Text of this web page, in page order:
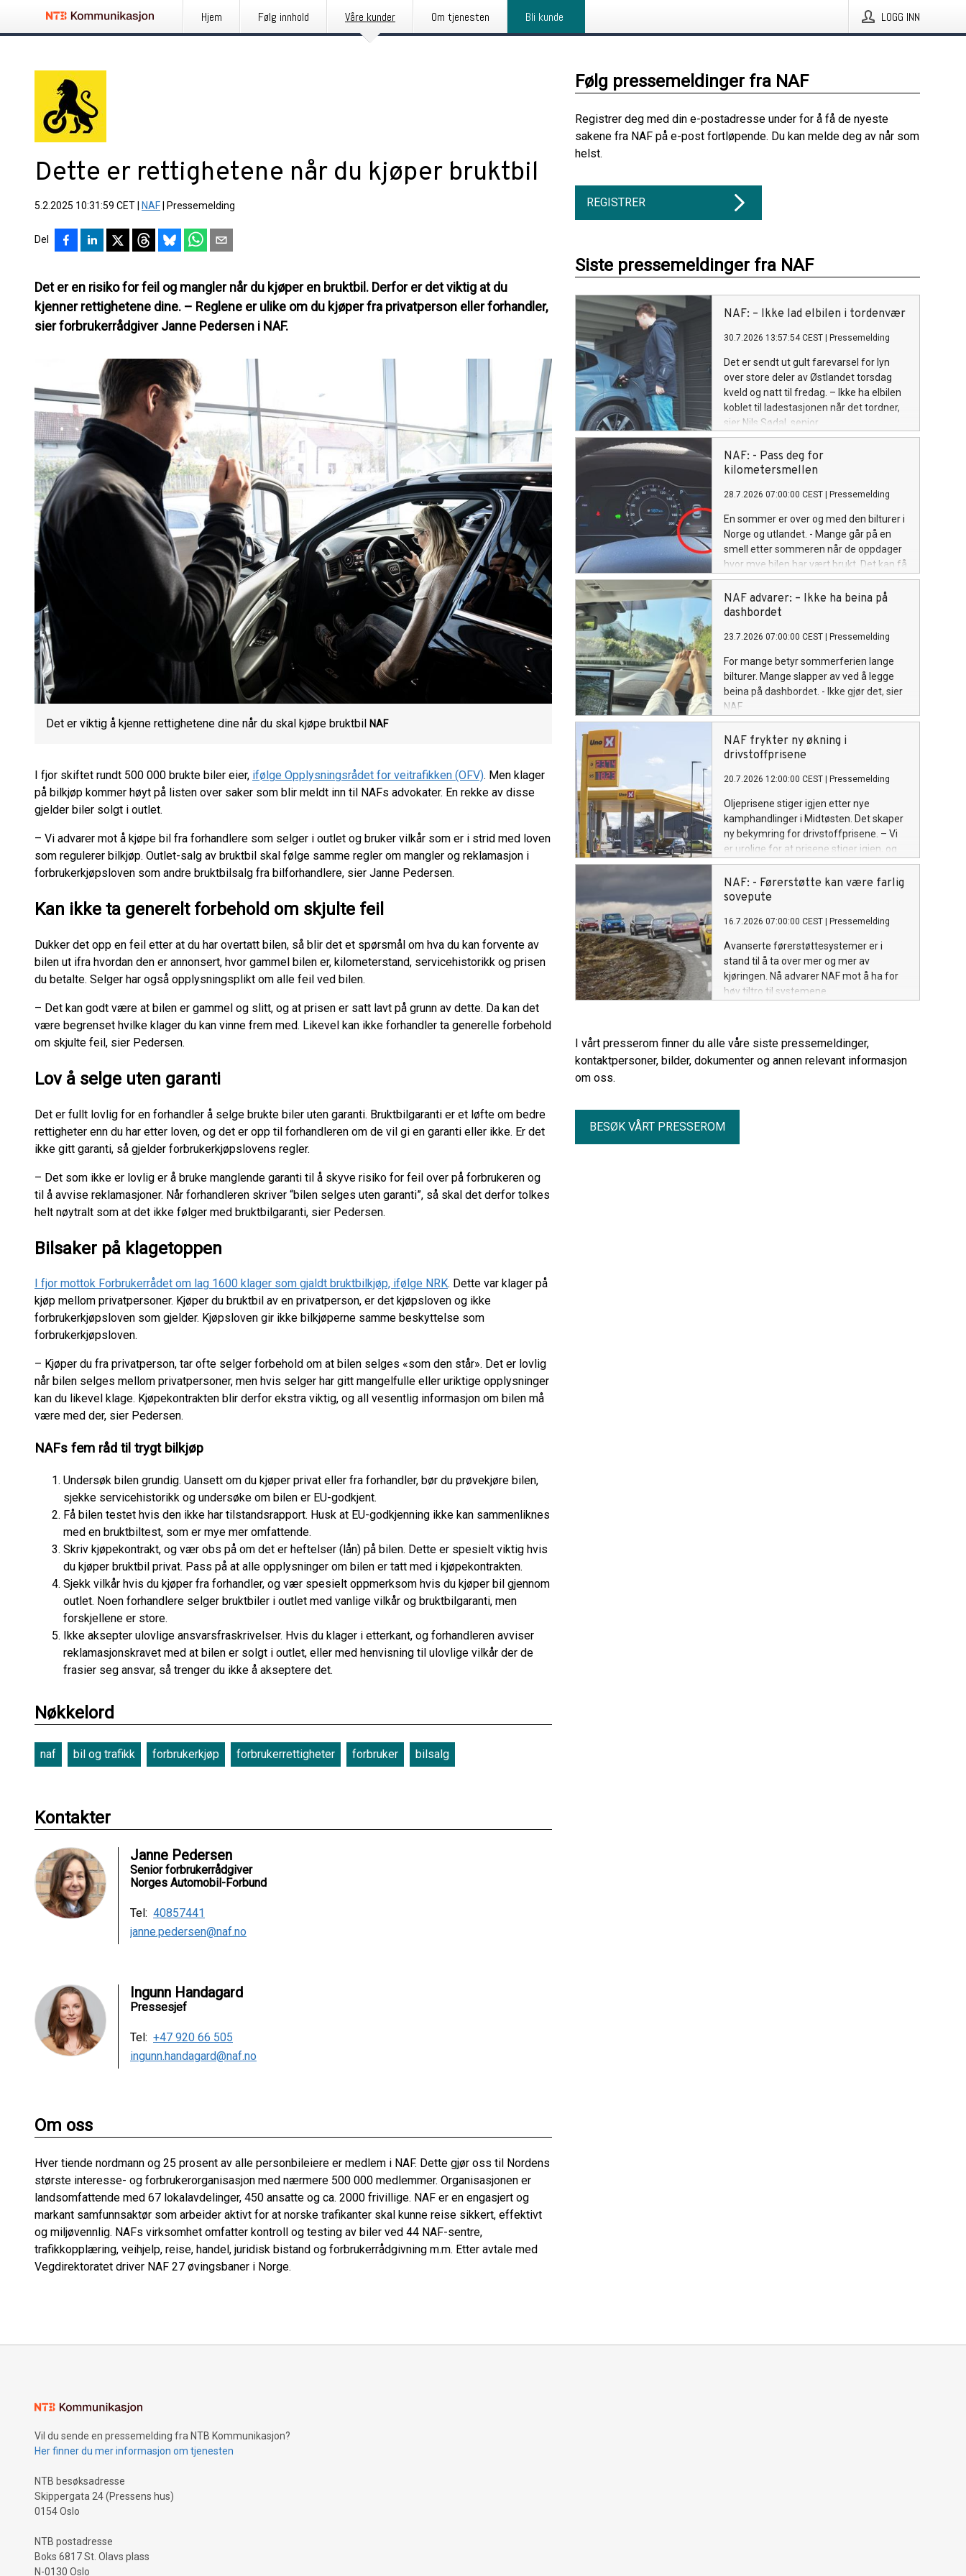
Hjem Følg innhold Våre kunder Om tjenesten Bli kunde LOGG INN
Dette er rettighetene når du kjøper bruktbil
5.2.2025 10:31:59 CET NAF Pressemelding
Del
Det er en risiko for feil og mangler når du kjøper en bruktbil. Derfor er det viktig at du
kjenner rettighetene dine. – Reglene er ulike om du kjøper fra privatperson eller forhandler,
sier forbrukerrådgiver Janne Pedersen i NAF.
Det er viktig å kjenne rettighetene dine når du skal kjøpe bruktbil NAF
I fjor skiftet rundt 500 000 brukte biler eier, ifølge Opplysningsrådet for veitrafikken (OFV). Men klager
på bilkjøp kommer høyt på listen over saker som blir meldt inn til NAFs advokater. En rekke av disse
gjelder biler solgt i outlet.
– Vi advarer mot å kjøpe bil fra forhandlere som selger i outlet og bruker vilkår som er i strid med loven
som regulerer bilkjøp. Outlet-salg av bruktbil skal følge samme regler om mangler og reklamasjon i
forbrukerkjøpsloven som andre bruktbilsalg fra bilforhandlere, sier Janne Pedersen.
Kan ikke ta generelt forbehold om skjulte feil
Dukker det opp en feil etter at du har overtatt bilen, så blir det et spørsmål om hva du kan forvente av
bilen ut ifra hvordan den er annonsert, hvor gammel bilen er, kilometerstand, servicehistorikk og prisen
du betalte. Selger har også opplysningsplikt om alle feil ved bilen.
– Det kan godt være at bilen er gammel og slitt, og at prisen er satt lavt på grunn av dette. Da kan det
være begrenset hvilke klager du kan vinne frem med. Likevel kan ikke forhandler ta generelle forbehold
om skjulte feil, sier Pedersen.
Lov å selge uten garanti
Det er fullt lovlig for en forhandler å selge brukte biler uten garanti. Bruktbilgaranti er et løfte om bedre
rettigheter enn du har etter loven, og det er opp til forhandleren om de vil gi en garanti eller ikke. Er det
ikke gitt garanti, så gjelder forbrukerkjøpslovens regler.
– Det som ikke er lovlig er å bruke manglende garanti til å skyve risiko for feil over på forbrukeren og
til å avvise reklamasjoner. Når forhandleren skriver “bilen selges uten garanti”, så skal det derfor tolkes
helt nøytralt som at det ikke følger med bruktbilgaranti, sier Pedersen.
Bilsaker på klagetoppen
I fjor mottok Forbrukerrådet om lag 1600 klager som gjaldt bruktbilkjøp, ifølge NRK. Dette var klager på
kjøp mellom privatpersoner. Kjøper du bruktbil av en privatperson, er det kjøpsloven og ikke
forbrukerkjøpsloven som gjelder. Kjøpsloven gir ikke bilkjøperne samme beskyttelse som
forbrukerkjøpsloven.
– Kjøper du fra privatperson, tar ofte selger forbehold om at bilen selges «som den står». Det er lovlig
når bilen selges mellom privatpersoner, men hvis selger har gitt mangelfulle eller uriktige opplysninger
kan du likevel klage. Kjøpekontrakten blir derfor ekstra viktig, og all vesentlig informasjon om bilen må
være med der, sier Pedersen.
NAFs fem råd til trygt bilkjøp
Undersøk bilen grundig. Uansett om du kjøper privat eller fra forhandler, bør du prøvekjøre bilen,
sjekke servicehistorikk og undersøke om bilen er EU-godkjent.
Få bilen testet hvis den ikke har tilstandsrapport. Husk at EU-godkjenning ikke kan sammenliknes
med en bruktbiltest, som er mye mer omfattende.
Skriv kjøpekontrakt, og vær obs på om det er heftelser (lån) på bilen. Dette er spesielt viktig hvis
du kjøper bruktbil privat. Pass på at alle opplysninger om bilen er tatt med i kjøpekontrakten.
Sjekk vilkår hvis du kjøper fra forhandler, og vær spesielt oppmerksom hvis du kjøper bil gjennom
outlet. Noen forhandlere selger bruktbiler i outlet med vanlige vilkår og bruktbilgaranti, men
forskjellene er store.
Ikke aksepter ulovlige ansvarsfraskrivelser. Hvis du klager i etterkant, og forhandleren avviser
reklamasjonskravet med at bilen er solgt i outlet, eller med henvisning til ulovlige vilkår der de
frasier seg ansvar, så trenger du ikke å akseptere det.
Nøkkelord
naf bil og trafikk forbrukerkjøp forbrukerrettigheter forbruker bilsalg
Kontakter
Janne Pedersen
Senior forbrukerrådgiver
Norges Automobil-Forbund
Tel: 40857441
janne.pedersen@naf.no
Ingunn Handagard
Pressesjef
Tel: +47 920 66 505
ingunn.handagard@naf.no
Om oss
Hver tiende nordmann og 25 prosent av alle personbileiere er medlem i NAF. Dette gjør oss til Nordens
største interesse- og forbrukerorganisasjon med nærmere 500 000 medlemmer. Organisasjonen er
landsomfattende med 67 lokalavdelinger, 450 ansatte og ca. 2000 frivillige. NAF er en engasjert og
markant samfunnsaktør som arbeider aktivt for at norske trafikanter skal kunne reise sikkert, effektivt
og miljøvennlig. NAFs virksomhet omfatter kontroll og testing av biler ved 44 NAF-sentre,
trafikkopplæring, veihjelp, reise, handel, juridisk bistand og forbrukerrådgivning m.m. Etter avtale med
Vegdirektoratet driver NAF 27 øvingsbaner i Norge.
Følg pressemeldinger fra NAF
Registrer deg med din e-postadresse under for å få de nyeste
sakene fra NAF på e-post fortløpende. Du kan melde deg av når som
helst.
REGISTRER
Siste pressemeldinger fra NAF
NAF: – Ikke lad elbilen i tordenvær
30.7.2026 13:57:54 CEST Pressemelding
Det er sendt ut gult farevarsel for lyn
over store deler av Østlandet torsdag
kveld og natt til fredag. – Ikke ha elbilen
koblet til ladestasjonen når det tordner,
sier Nils Sødal, senior
kommunikasjonsrådgiver i NAF.
NAF: - Pass deg for
kilometersmellen
28.7.2026 07:00:00 CEST Pressemelding
En sommer er over og med den bilturer i
Norge og utlandet. - Mange går på en
smell etter sommeren når de oppdager
hvor mye bilen har vært brukt. Det kan få
stor betydning for forsikring og
leasingavtaler, advarer NAF.
NAF advarer: – Ikke ha beina på
dashbordet
23.7.2026 07:00:00 CEST Pressemelding
For mange betyr sommerferien lange
bilturer. Mange slapper av ved å legge
beina på dashbordet. - Ikke gjør det, sier
NAF.
NAF frykter ny økning i
drivstoffprisene
20.7.2026 12:00:00 CEST Pressemelding
Oljeprisene stiger igjen etter nye
kamphandlinger i Midtøsten. Det skaper
ny bekymring for drivstoffprisene. – Vi
er urolige for at prisene stiger igjen, og
at det blir en kraftig smell for bilistene
når det midlertidige avgiftskuttet
opphører, sier Ingunn Handagard,
NAF: - Førerstøtte kan være farlig
sovepute
16.7.2026 07:00:00 CEST Pressemelding
Avanserte førerstøttesystemer er i
stand til å ta over mer og mer av
kjøringen. Nå advarer NAF mot å ha for
høy tiltro til systemene.
I vårt presserom finner du alle våre siste pressemeldinger,
kontaktpersoner, bilder, dokumenter og annen relevant informasjon
om oss.
BESØK VÅRT PRESSEROM
Vil du sende en pressemelding fra NTB Kommunikasjon?
Her finner du mer informasjon om tjenesten
NTB besøksadresse
Skippergata 24 (Pressens hus)
0154 Oslo
NTB postadresse
Boks 6817 St. Olavs plass
N-0130 Oslo